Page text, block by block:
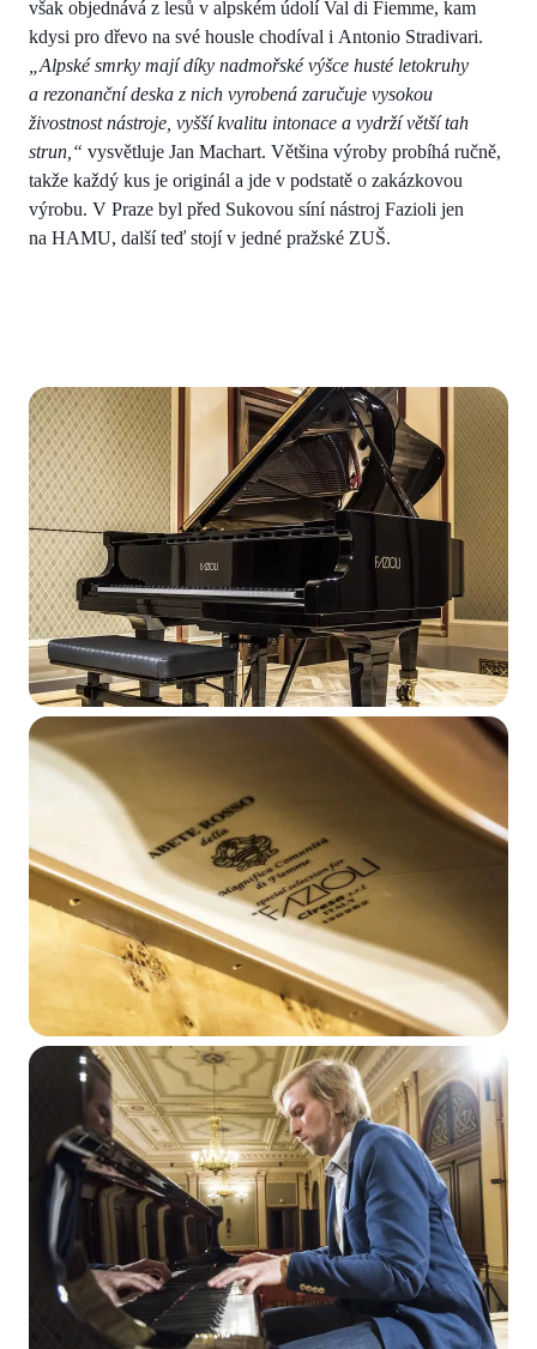
však objednává z lesů v alpském údolí Val di Fiemme, kam
kdysi pro dřevo na své housle chodíval i Antonio Stradivari.
„Alpské smrky mají díky nadmořské výšce husté letokruhy
a rezonanční deska z nich vyrobená zaručuje vysokou
živostnost nástroje, vyšší kvalitu intonace a vydrží větší tah
strun,“ vysvětluje Jan Machart. Většina výroby probíhá ručně,
takže každý kus je originál a jde v podstatě o zakázkovou
výrobu. V Praze byl před Sukovou síní nástroj Fazioli jen
na HAMU, další teď stojí v jedné pražské ZUŠ.